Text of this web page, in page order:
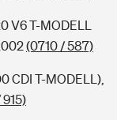
V6 T-MODELL
(0710 / 587)
CDI T-MODELL),